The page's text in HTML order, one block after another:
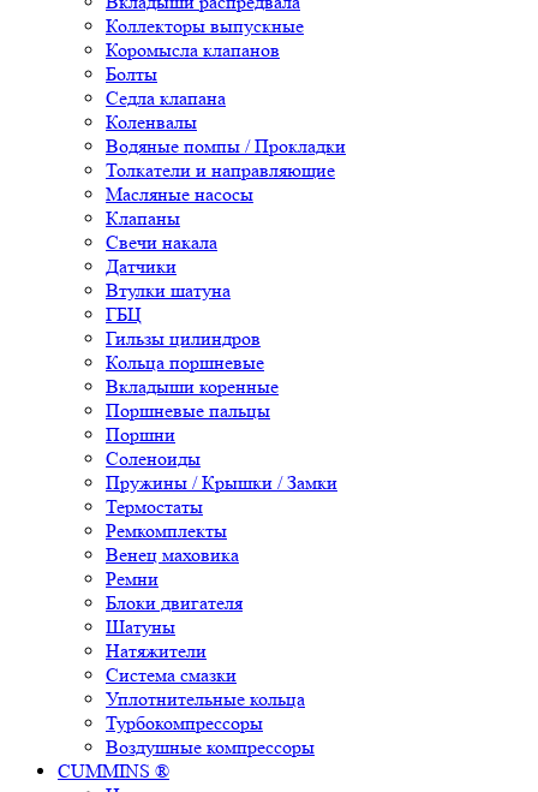
Коллекторы выпускные
Коромысла клапанов
Болты
Седла клапана
Коленвалы
Водяные помпы / Прокладки
Толкатели и направляющие
Масляные насосы
Клапаны
Свечи накала
Датчики
Втулки шатуна
ГБЦ
Гильзы цилиндров
Кольца поршневые
Вкладыши коренные
Поршневые пальцы
Поршни
Соленоиды
Пружины / Крышки / Замки
Термостаты
Ремкомплекты
Венец маховика
Ремни
Блоки двигателя
Шатуны
Натяжители
Система смазки
Уплотнительные кольца
Турбокомпрессоры
Воздушные компрессоры
CUMMINS ®